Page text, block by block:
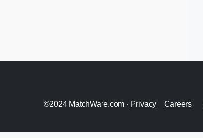
©2024 MatchWare.com · Privacy Careers